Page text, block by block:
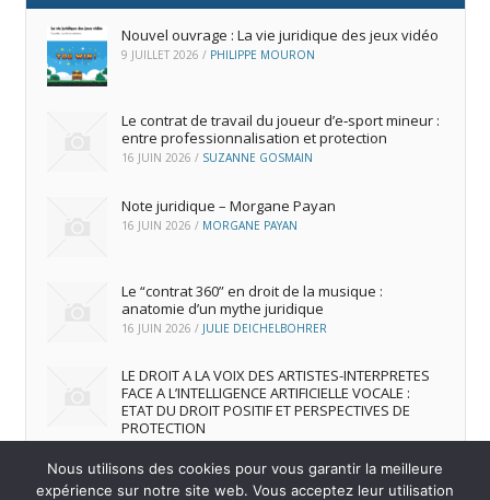
Nouvel ouvrage : La vie juridique des jeux vidéo
9 JUILLET 2026 / PHILIPPE MOURON
Le contrat de travail du joueur d’e‑sport mineur :
entre professionnalisation et protection
16 JUIN 2026 / SUZANNE GOSMAIN
Note juridique – Morgane Payan
16 JUIN 2026 / MORGANE PAYAN
Le “contrat 360” en droit de la musique :
anatomie d’un mythe juridique
16 JUIN 2026 / JULIE DEICHELBOHRER
LE DROIT A LA VOIX DES ARTISTES-INTERPRETES
FACE A L’INTELLIGENCE ARTIFICIELLE VOCALE :
ETAT DU DROIT POSITIF ET PERSPECTIVES DE
PROTECTION
Nous utilisons des cookies pour vous garantir la meilleure
expérience sur notre site web. Vous acceptez leur utilisation